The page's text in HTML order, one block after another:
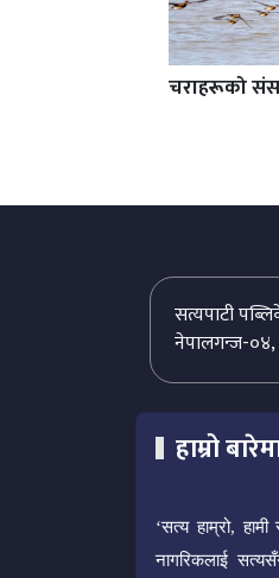
चराहरूको
सत्यपाटी
नेपालगन्ज-०४,
हाम्रो
‘सत्य हाम्रो,
नागरिकलाई